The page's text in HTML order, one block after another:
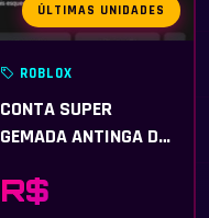
ÚLTIMAS UNIDADES
ROBLOX
CONTA SUPER
GEMADA ANTINGA DE
R$